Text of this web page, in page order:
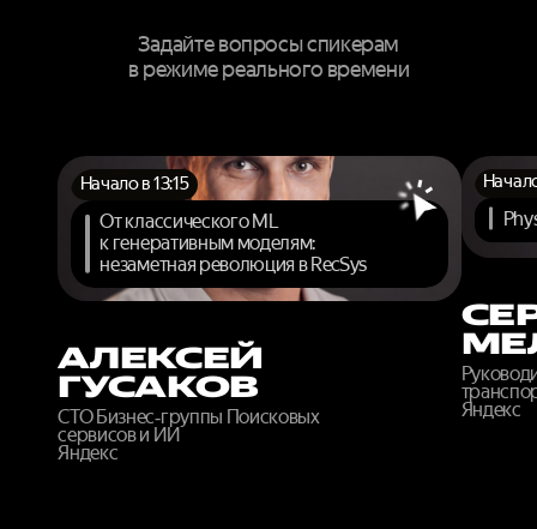
Задайте вопросы спикерам
в режиме реального времени
Начало в 13:15
От классического ML
к генеративным моделям:
незаметная революция в RecSys
АЛЕКСЕЙ
ГУСАКОВ
CTO Бизнес‑группы Поисковых
сервисов и ИИ
Яндекс
Яндекс